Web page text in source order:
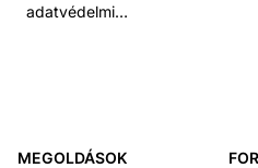
adatvédelmi…
MEGOLDÁSOK